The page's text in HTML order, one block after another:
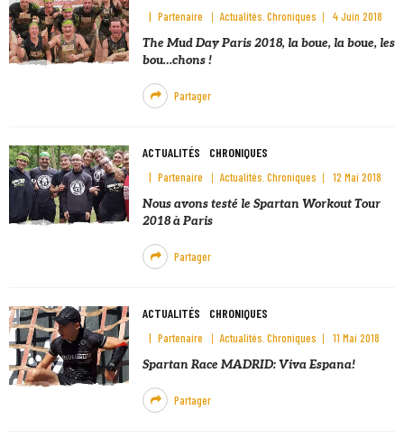
Partenaire Actualités Chroniques
4 Juin 2018
The Mud Day Paris 2018, la boue, la boue, les
bou…chons !
Partager
ACTUALITÉS CHRONIQUES
Partenaire Actualités Chroniques
12 Mai 2018
Nous avons testé le Spartan Workout Tour
2018 à Paris
Partager
ACTUALITÉS CHRONIQUES
Partenaire Actualités Chroniques
11 Mai 2018
Spartan Race MADRID: Viva Espana!
Partager